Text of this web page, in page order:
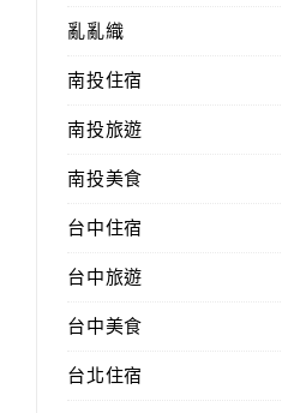
亂亂織
南投住宿
南投旅遊
南投美食
台中住宿
台中旅遊
台中美食
台北住宿